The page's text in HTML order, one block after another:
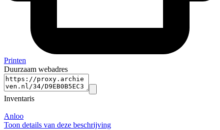
Printen
Duurzaam webadres
Inventaris
Anloo
Toon details van deze beschrijving